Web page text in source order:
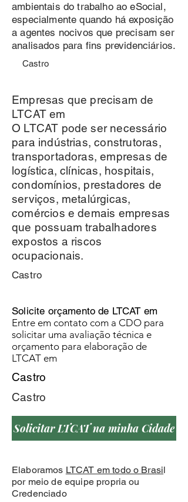
ambientais do trabalho ao eSocial,
especialmente quando há exposição
a agentes nocivos que precisam ser
analisados para fins previdenciários.
Castro
Empresas que precisam de
LTCAT em
O LTCAT pode ser necessário
para indústrias, construtoras,
transportadoras, empresas de
logística, clínicas, hospitais,
condomínios, prestadores de
serviços, metalúrgicas,
comércios e demais empresas
que possuam trabalhadores
expostos a riscos
ocupacionais.
Castro
Solicite orçamento de LTCAT em
Entre em contato com a CDO para
solicitar uma avaliação técnica e
orçamento para elaboração de
LTCAT em
Castro
Castro
Solicitar LTCAT na minha Cidade
Elaboramos LTCAT em todo o Brasil
por meio de equipe propria ou
Credenciado